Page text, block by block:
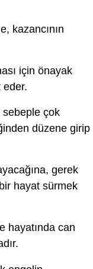
kazancının
için önayak
eder.
sebeple çok
düzene girip
gerek
hayat sürmek
hayatında can